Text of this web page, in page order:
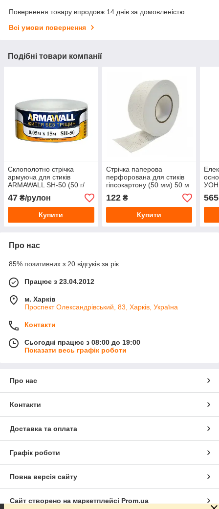
Повернення товару впродовж 14 днів за домовленістю
Всі умови повернення
Подібні товари компанії
Склополотно стрічка
армуюча для стиків
ARMAWALL SH-50 (50 г/
кв.м) 50 мм, 15 м
47 ₴/рулон
Купити
Стрічка паперова
перфорована для стиків
гіпсокартону (50 мм) 50 м
122₴
Купити
шов
565
Про нас
85% позитивних з 20 відгуків за рік
Працює з 23.04.2012
м. Харків
Проспект Олександрівський, 83, Харків, Україна
Контакти
Сьогодні працює з 08:00 до 19:00
Показати весь графік роботи
Про нас
Контакти
Доставка та оплата
Графік роботи
Повна версія сайту
Сайт створено на маркетплейсі Prom.ua